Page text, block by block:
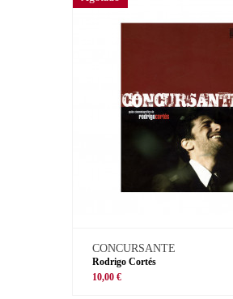
CONCURSANTE
Rodrigo Cortés
10,00 €